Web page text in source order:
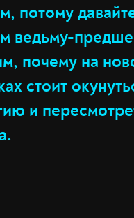
потому
ведьму-
почему на
стоит
и